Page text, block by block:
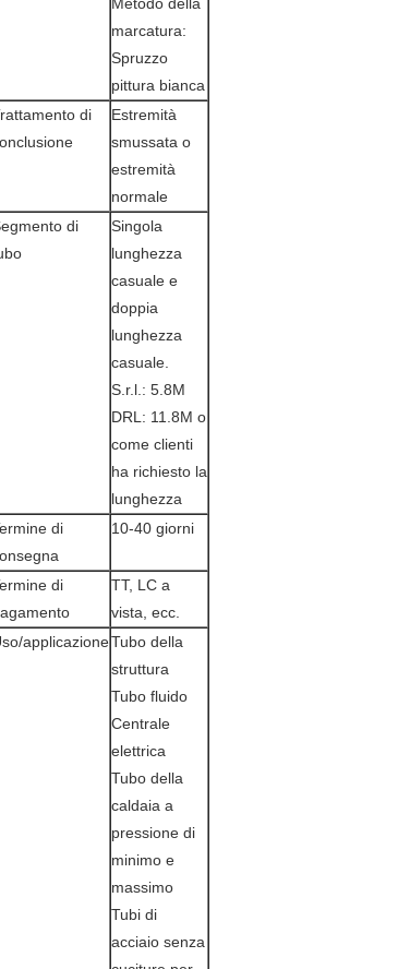
marcatura:
Spruzzo
pittura bianca
di
Estremità
smussata o
estremità
normale
di
Singola
lunghezza
casuale e
doppia
lunghezza
casuale.
S.r.l.: 5.8M
DRL: 11.8M o
come clienti
ha richiesto la
lunghezza
di
10-40 giorni
di
TT, LC a
vista, ecc.
applicazioneTubo della
struttura
Tubo fluido
Centrale
elettrica
Tubo della
caldaia a
pressione di
minimo e
massimo
Tubi di
acciaio senza